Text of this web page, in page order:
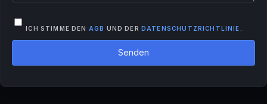
ICH STIMME DEN AGB UND DER DATENSCHUTZRICHTLINIE
Senden